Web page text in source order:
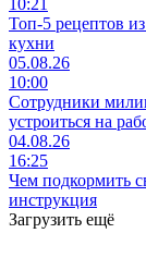
10:21
Топ-5 рецептов
кухни
05.08.26
10:00
Сотрудники
устроиться на
04.08.26
16:25
Чем подкормить
инструкция
Загрузить ещё